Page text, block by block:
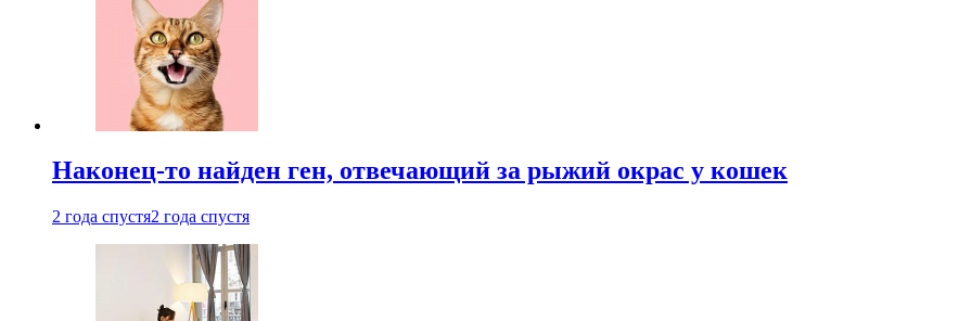
Наконец-то найден ген, отвечающий за рыжий окрас у кошек
2 года спустя2 года спустя